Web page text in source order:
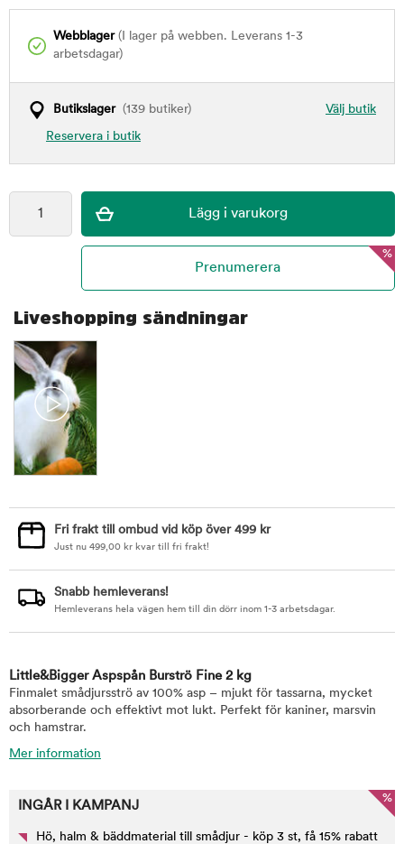
Webblager(I lager på webben. Leverans 1-3
arbetsdagar)
Välj butik
Butikslager(139 butiker)
Reservera i butik
%
Liveshopping sändningar
Fri frakt till ombud vid köp över 499 kr
Just nu 499,00 kr kvar till fri frakt!
Snabb hemleverans!
Hemleverans hela vägen hem till din dörr inom 1-3 arbetsdagar.
Little&Bigger Aspspån Burströ Fine 2 kg
Finmalet smådjursströ av 100% asp – mjukt för tassarna, mycket
absorberande och effektivt mot lukt. Perfekt för kaniner, marsvin
och hamstrar.
Mer information
%
INGÅR I KAMPANJ
Hö, halm & bäddmaterial till smådjur - köp 3 st, få 15% rabatt